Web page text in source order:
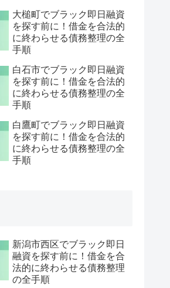
大槌町でブラック即日融資
を探す前に！借金を合法的
に終わらせる債務整理の全
手順
白石市でブラック即日融資
を探す前に！借金を合法的
に終わらせる債務整理の全
手順
白鷹町でブラック即日融資
を探す前に！借金を合法的
に終わらせる債務整理の全
手順
新潟市西区でブラック即日
融資を探す前に！借金を合
法的に終わらせる債務整理
の全手順